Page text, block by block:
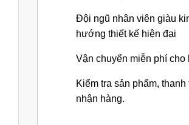
Đội ngũ nhân viên giàu
hướng thiết kế hiện đại
Vận chuyển miễn phí cho
Kiểm tra sản phẩm,
nhận hàng.